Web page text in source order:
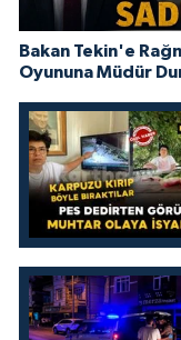
Bakan Tekin'e
Oyununa Müdür